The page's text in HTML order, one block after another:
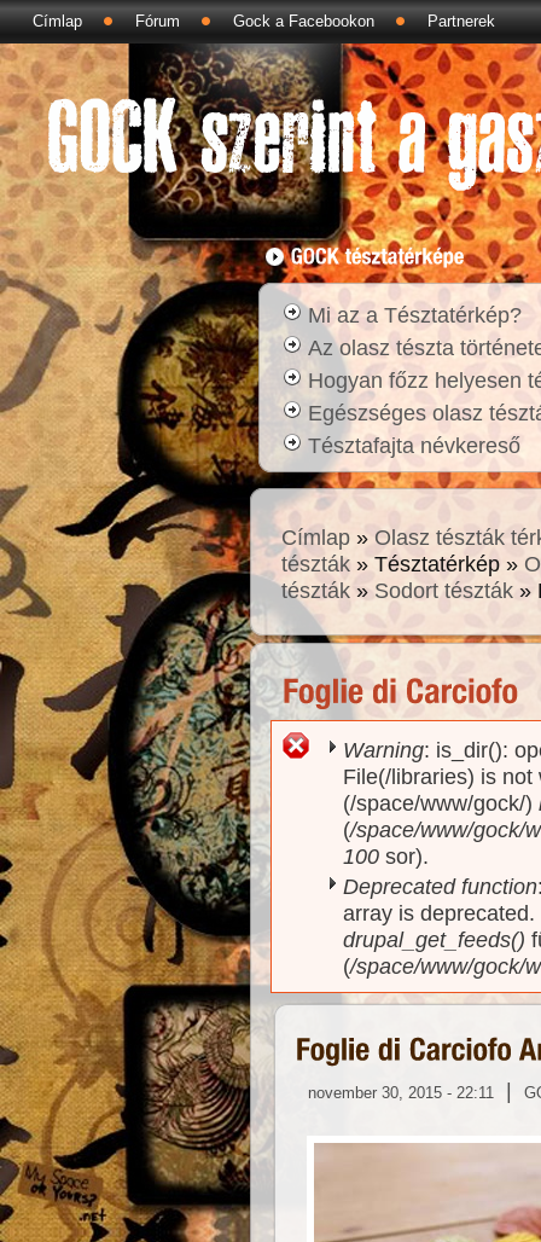
Címlap Fórum Gock a Facebookon Partnerek
Mi az a Tésztatérkép?
Az olasz tészta
Hogyan főzz helyesen
Egészséges olasz
Tésztafajta névkereső
Címlap »Olasz tészták
tészták » Tésztatérkép »
tészták » Sodort tészták »
Hibaüzenet
Warning: is_dir():
File(/libraries) is
(/space/www/gock/)
(/space/www/gock/
100 sor).
Deprecated function
array is
drupal_get_feeds()
(/space/www/gock/
november 30, 2015 - 22:11 |